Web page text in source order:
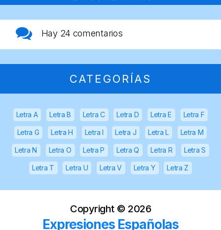
Hay 24 comentarios
CATEGORÍAS
Letra A Letra B Letra C Letra D Letra E Letra F
Letra G Letra H Letra I Letra J Letra L Letra M
Letra N Letra O Letra P Letra Q Letra R Letra S
Letra T Letra U Letra V Letra Y Letra Z
Copyright © 2026
Expresiones Españolas